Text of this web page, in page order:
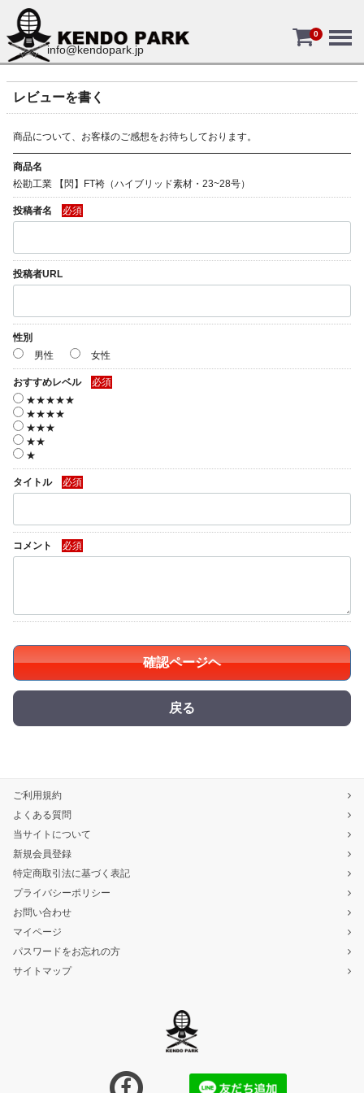
info@kendopark.jp
0
レビューを書く
商品について、お客様のご感想をお待ちしております。
商品名
松勘工業 【閃】FT袴（ハイブリッド素材・23~28号）
投稿者名 必須
投稿者URL
性別
男性
女性
おすすめレベル
必須
★★★★★
★★★★
★★★
★★
★
タイトル 必須
コメント 必須
確認ページヘ
戻る
ご利用規約
よくある質問
当サイトについて
新規会員登録
特定商取引法に基づく表記
プライバシーポリシー
お問い合わせ
マイページ
パスワードをお忘れの方
サイトマップ